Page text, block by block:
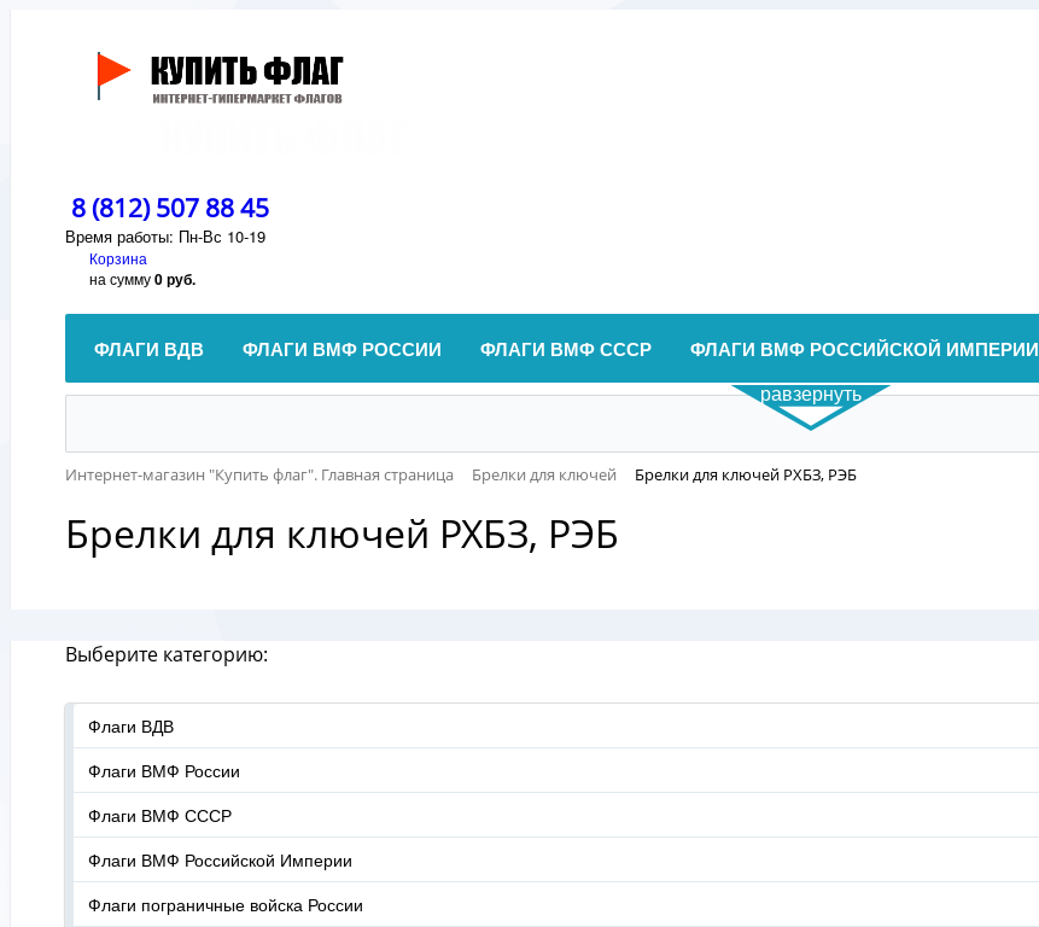
8 (812) 507 88 45
Время работы: Пн-Вс 10-19
Корзина
на сумму0 руб.
ФЛАГИ ВДВ ФЛАГИ ВМФ РОССИИ ФЛАГИ ВМФ СССР ФЛАГИ ВМФ РОССИЙСКОЙ ИМПЕРИИ
равзернуть
Интернет-магазин "Купить флаг". Главная страница Брелки для ключей Брелки для ключей РХБЗ, РЭБ
Брелки для ключей РХБЗ, РЭБ
Выберите категорию:
Флаги ВДВ
Флаги ВМФ России
Флаги ВМФ СССР
Флаги ВМФ Российской Империи
Флаги пограничные войска России